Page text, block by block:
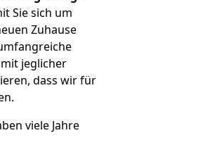
Sie sich um
Zuhause
jeglicher
dass wir für
viele Jahre